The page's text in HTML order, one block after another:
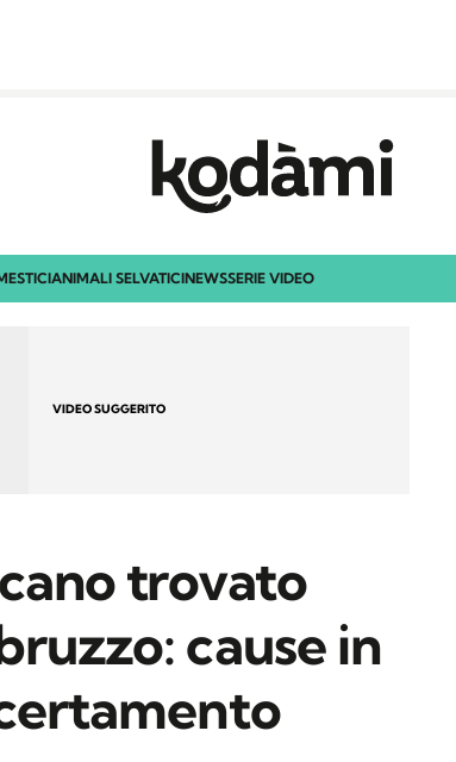
ANIMALI SELVATICINEWSSERIE VIDEO
VIDEO SUGGERITO
trovato
cause in